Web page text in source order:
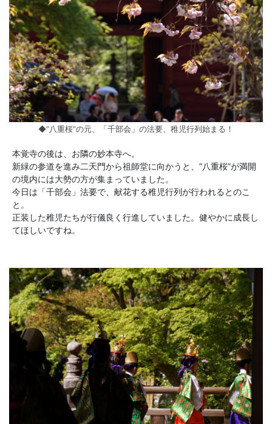
◆”八重桜”の元、「千部会」の法要、稚児行列始まる！
本覚寺の後は、お隣の妙本寺へ。
新緑の参道を進み二天門から祖師堂に向かうと、”八重桜”が満開
の境内には大勢の方が集まっていました。
今日は「千部会」法要で、献花する稚児行列が行われるとのこ
と。
正装した稚児たちが行儀良く行進していました。健やかに成長し
てほしいですね。